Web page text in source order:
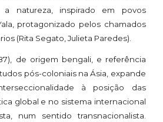
natureza, inspirado em povos
protagonizado pelos chamados
(Rita Segato, Julieta Paredes).
de origem bengali, e referência
pós-coloniais na Ásia, expande
à posição das
global e no sistema internacional
num sentido transnacionalista.